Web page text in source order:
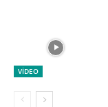
VİDEO